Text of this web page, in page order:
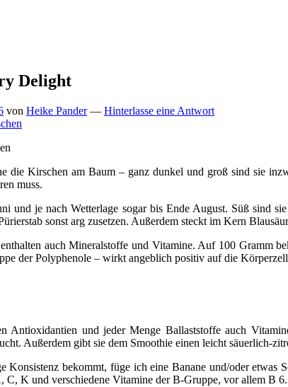
Delight
von Heike Pander — Hinterlasse eine Antwort
die Kirschen am Baum – ganz dunkel und groß sind sie
muss.
und je nach Wetterlage sogar bis Ende August. Süß sind
sonst arg zusetzen. Außerdem steckt im Kern
auch Mineralstoffe und Vitamine. Auf 100 Gramm
der Polyphenole – wirkt angeblich positiv auf die
Antioxidantien und jeder Menge Ballaststoffe auch
Außerdem gibt sie dem Smoothie einen leicht säuerlich-
Konsistenz bekommt, füge ich eine Banane und/oder
C, K und verschiedene Vitamine der B-Gruppe, vor allem B 6.